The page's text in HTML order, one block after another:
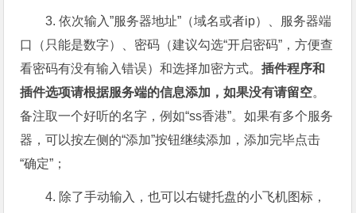
3. 依次输入”服务器地址”（域名或者ip）、服务器端
口（只能是数字）、密码（建议勾选“开启密码”，方便查
看密码有没有输入错误）和选择加密方式。插件程序和
插件选项请根据服务端的信息添加，如果没有请留空。
备注取一个好听的名字，例如“ss香港”。如果有多个服务
器，可以按左侧的“添加”按钮继续添加，添加完毕点击
“确定”；
4. 除了手动输入，也可以右键托盘的小飞机图标，